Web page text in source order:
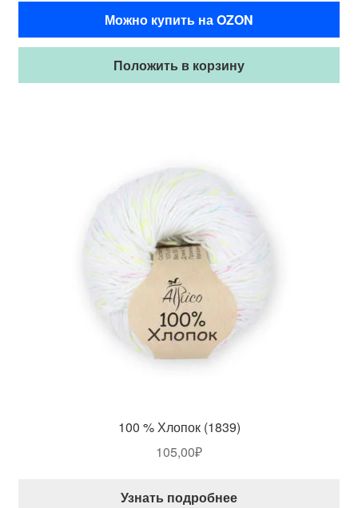
Можно купить на OZON
Положить в корзину
100 % Хлопок (1839)
105,00₽
Узнать подробнее